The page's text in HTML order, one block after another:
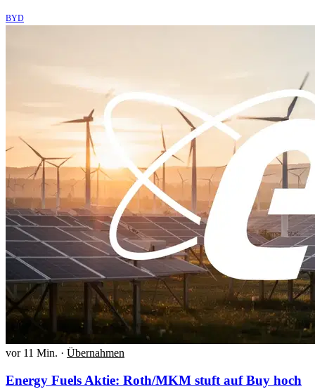
BYD
vor 11 Min. · Übernahmen
Energy Fuels Aktie: Roth/MKM stuft auf Buy hoch